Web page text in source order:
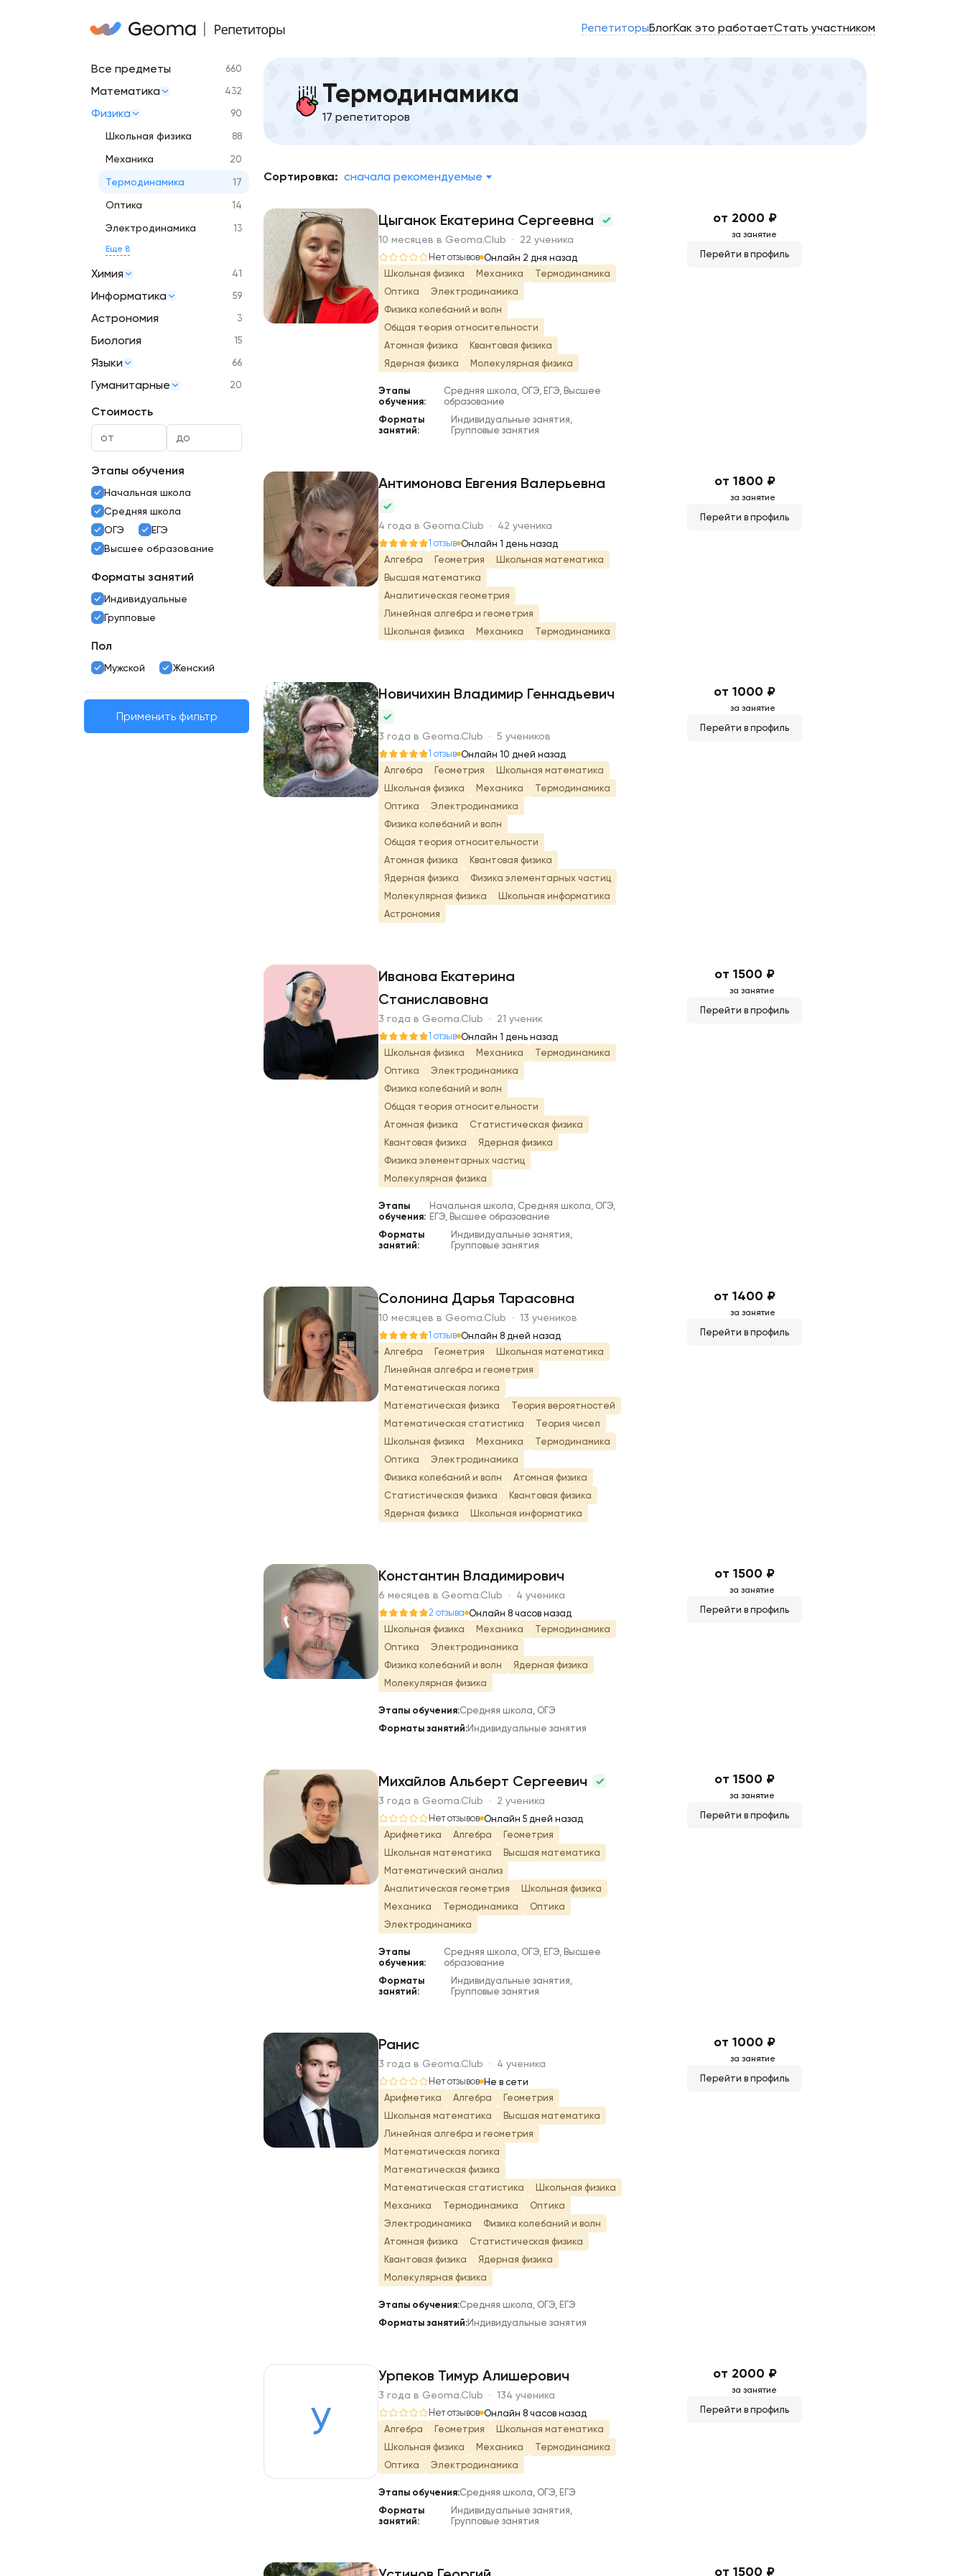
РепетиторыБлогКак это работаетСтать участником
Все предметы 660
Математика 432
Физика 90
Школьная физика 88
Механика 20
Термодинамика 17
Оптика 14
Электродинамика 13
Еще 8
Химия 41
Информатика 59
Астрономия 3
Биология 15
Языки 66
Гуманитарные 20
Стоимость
Этапы обучения
Начальная школа
Средняя школа
ОГЭ
ЕГЭ
Высшее образование
Форматы занятий
Индивидуальные
Групповые
Пол
Мужской Женский
Применить фильтр
Термодинамика
17 репетиторов
Сортировка: сначала рекомендуемые
Ц
Цыганок Екатерина Сергеевна
10 месяцев в Geoma.Club · 22 ученика
Нет отзывов Онлайн 2 дня назад
Школьная физика
Механика
Термодинамика
Оптика
Электродинамика
Физика колебаний и волн
Общая теория относительности
Атомная физика
Квантовая физика
Ядерная физика
Молекулярная физика
Этапы
обучения:
Средняя школа, ОГЭ, ЕГЭ, Высшее
образование
Форматы
занятий:
Индивидуальные занятия,
Групповые занятия
от 2000 ₽
за занятие
Перейти в профиль
А
Антимонова Евгения Валерьевна
4 года в Geoma.Club · 42 ученика
1 отзыв Онлайн 1 день назад
Алгебра
Геометрия
Школьная математика
Высшая математика
Аналитическая геометрия
Линейная алгебра и геометрия
Школьная физика
Механика Термодинамика
от 1800 ₽
за занятие
Перейти в профиль
Н
Новичихин Владимир Геннадьевич
3 года в Geoma.Club · 5 учеников
1 отзыв Онлайн 10 дней назад
Алгебра
Геометрия
Школьная математика
Школьная физика
Механика
Термодинамика
Оптика
Электродинамика
Физика колебаний и волн
Общая теория относительности
Атомная физика
Квантовая физика
Ядерная физика
Физика элементарных частиц
Молекулярная физика
Школьная информатика
Астрономия
от 1000 ₽
за занятие
Перейти в профиль
И
Иванова Екатерина
Станиславовна
3 года в Geoma.Club · 21 ученик
1 отзыв Онлайн 1 день назад
Школьная физика
Механика
Термодинамика
Оптика
Электродинамика
Физика колебаний и волн
Общая теория относительности
Атомная физика
Статистическая физика
Квантовая физика
Ядерная физика
Физика элементарных частиц
Молекулярная физика
Этапы
обучения:
Начальная школа, Средняя школа, ОГЭ,
ЕГЭ, Высшее образование
Форматы
занятий:
Индивидуальные занятия,
Групповые занятия
от 1500 ₽
за занятие
Перейти в профиль
С
Солонина Дарья Тарасовна
10 месяцев в Geoma.Club · 13 учеников
1 отзыв Онлайн 8 дней назад
Алгебра
Геометрия
Школьная математика
Линейная алгебра и геометрия
Математическая логика
Математическая физика
Теория вероятностей
Математическая статистика
Теория чисел
Школьная физика
Механика
Термодинамика
Оптика
Электродинамика
Физика колебаний и волн
Атомная физика
Статистическая физика
Квантовая физика
Ядерная физика
Школьная информатика
от 1400 ₽
за занятие
Перейти в профиль
К
Константин Владимирович
6 месяцев в Geoma.Club · 4 ученика
2 отзыва Онлайн 8 часов назад
Школьная физика
Механика
Термодинамика
Оптика
Электродинамика
Физика колебаний и волн
Ядерная физика
Молекулярная физика
Этапы обучения:Средняя школа, ОГЭ
Форматы занятий:Индивидуальные занятия
от 1500 ₽
за занятие
Перейти в профиль
М
Михайлов Альберт Сергеевич
3 года в Geoma.Club · 2 ученика
Нет отзывов Онлайн 5 дней назад
Арифметика
Алгебра
Геометрия
Школьная математика
Высшая математика
Математический анализ
Аналитическая геометрия
Школьная физика
Механика
Термодинамика
Оптика
Электродинамика
Этапы
обучения:
Средняя школа, ОГЭ, ЕГЭ, Высшее
образование
Форматы
занятий:
Индивидуальные занятия,
Групповые занятия
от 1500 ₽
за занятие
Перейти в профиль
Р
Ранис
3 года в Geoma.Club · 4 ученика
Нет отзывов Не в сети
Арифметика
Алгебра
Геометрия
Школьная математика
Высшая математика
Линейная алгебра и геометрия
Математическая логика
Математическая физика
Математическая статистика
Школьная физика
Механика
Термодинамика
Оптика
Электродинамика
Физика колебаний и волн
Атомная физика
Статистическая физика
Квантовая физика
Ядерная физика
Молекулярная физика
Этапы обучения:Средняя школа, ОГЭ, ЕГЭ
Форматы занятий:Индивидуальные занятия
от 1000 ₽
за занятие
Перейти в профиль
У
Урпеков Тимур Алишерович
3 года в Geoma.Club · 134 ученика
Нет отзывов Онлайн 8 часов назад
Алгебра
Геометрия
Школьная математика
Школьная физика
Механика
Термодинамика
Оптика
Электродинамика
Этапы обучения:Средняя школа, ОГЭ, ЕГЭ
Форматы
занятий:
Индивидуальные занятия,
Групповые занятия
от 2000 ₽
за занятие
Перейти в профиль
от 1500 ₽